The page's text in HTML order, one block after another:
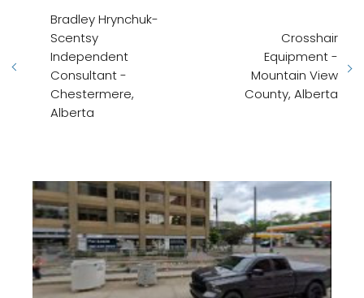
Bradley Hrynchuk-
Scentsy
Independent
Consultant -
Chestermere,
Alberta
Crosshair
Equipment -
Mountain View
County, Alberta